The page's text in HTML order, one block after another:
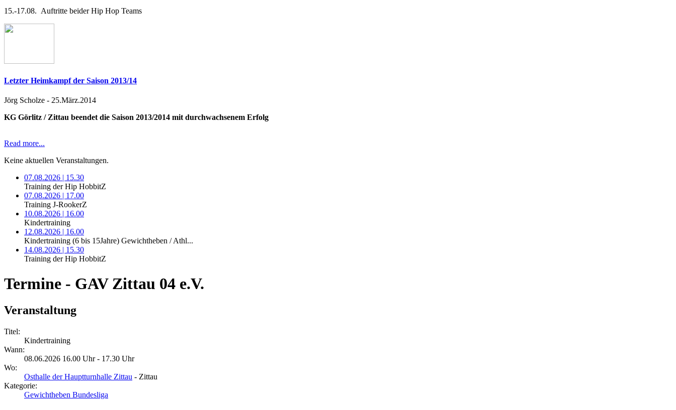
15.-17.08. Auftritte beider Hip Hop Teams
Letzter Heimkampf der Saison 2013/14
Jörg Scholze - 25.März.2014
KG Görlitz / Zittau beendet die Saison 2013/2014 mit durchwachsenem Erfolg
Read more...
Keine aktuellen Veranstaltungen.
07.08.2026 | 15.30
Training der Hip HobbitZ
07.08.2026 | 17.00
Training J-RookerZ
10.08.2026 | 16.00
Kindertraining
12.08.2026 | 16.00
Kindertraining (6 bis 15Jahre) Gewichtheben / Athl...
14.08.2026 | 15.30
Training der Hip HobbitZ
Termine - GAV Zittau 04 e.V.
Veranstaltung
Titel:
Kindertraining
Wann:
08.06.2026 16.00 Uhr - 17.30 Uhr
Wo:
Osthalle der Hauptturnhalle Zittau - Zittau
Kategorie:
Gewichtheben Bundesliga